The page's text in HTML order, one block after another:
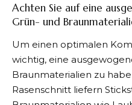
Achten Sie auf eine
Grün- und
Um einen optimalen
wichtig, eine
Braunmaterialien zu
Rasenschnitt liefern